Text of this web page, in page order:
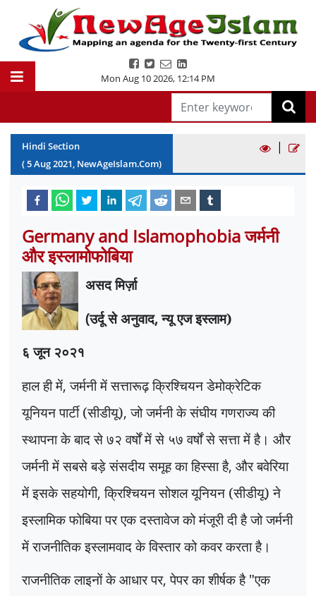
Mon Aug 10 2026, 12:14 PM
Hindi Section
(5Aug2021, NewAgeIslam.Com)
|
Germany and Islamophobia जर्मनी
और इस्लामोफोबिया
असद मिर्ज़ा
(उर्दू से अनुवाद,न्यू एज इस्लाम)
६ जून २०२१
हाल ही में,जर्मनी में सत्तारूढ़ क्रिश्चियन डेमोक्रेटिक
यूनियन पार्टी (सीडीयू),जो जर्मनी के संघीय गणराज्य की
स्थापना के बाद से ७२ वर्षों में से ५७ वर्षों से सत्ता में है। और
जर्मनी में सबसे बड़े संसदीय समूह का हिस्सा है, और बवेरिया
में इसके सहयोगी,क्रिश्चियन सोशल यूनियन (सीडीयू) ने
इस्लामिक फोबिया पर एक दस्तावेज को मंजूरी दी है जो जर्मनी
में राजनीतिक इस्लामवाद के विस्तार को कवर करता है।
राजनीतिक लाइनों के आधार पर,पेपर का शीर्षक है "एक